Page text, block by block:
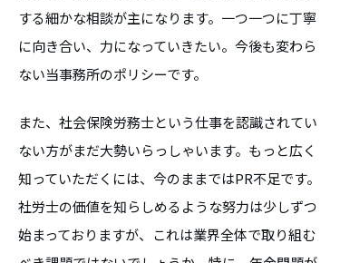
する細かな相談が主になります。一つ一つに丁寧
に向き合い、力になっていきたい。今後も変わら
ない当事務所のポリシーです。
また、社会保険労務士という仕事を認識されてい
ない方がまだ大勢いらっしゃいます。もっと広く
知っていただくには、今のままではPR不足です。
社労士の価値を知らしめるような努力は少しずつ
始まっておりますが、これは業界全体で取り組む